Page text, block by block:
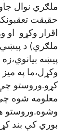
ملګري نوال
حقيقت
اقرار وکړو
ملګري) د
پيښه
وکړل،ما په
کړو.وروستو
معلومه شوه
وشوه.وروستو
بوري کې بند